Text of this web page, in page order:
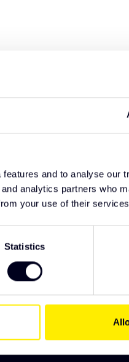
and to analyse our
analytics partners who
your use of their
Statistics
Meld je aan en